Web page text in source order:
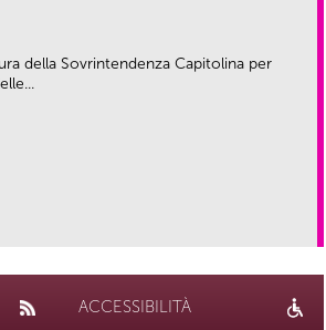
della Sovrintendenza Capitolina per
ACCESSIBILITÀ